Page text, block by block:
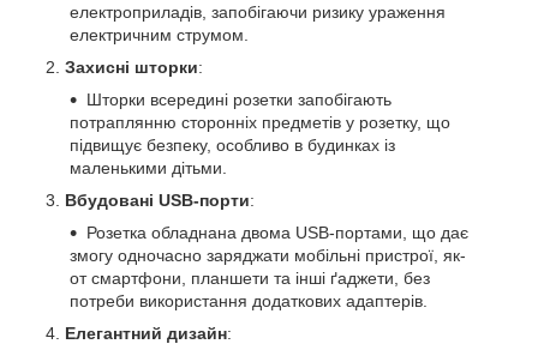
електроприладів, запобігаючи ризику ураження
електричним струмом.
Захисні шторки:
Шторки всередині розетки запобігають
потраплянню сторонніх предметів у розетку, що
підвищує безпеку, особливо в будинках із
маленькими дітьми.
Вбудовані USB-порти:
Розетка обладнана двома USB-портами, що дає
змогу одночасно заряджати мобільні пристрої, як-
от смартфони, планшети та інші ґаджети, без
потреби використання додаткових адаптерів.
Елегантний дизайн: